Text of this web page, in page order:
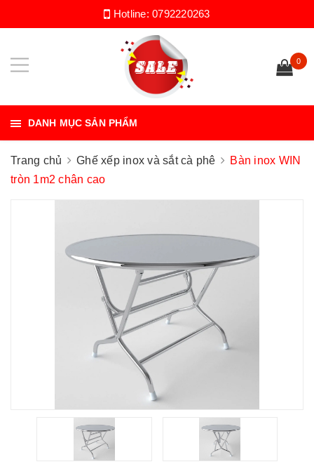
Hotline:0792220263
0
DANH MỤC SẢN PHẨM
Trang chủ Ghế xếp inox và sắt cà phê
Bàn inox WIN
tròn 1m2 chân cao